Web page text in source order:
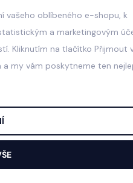
vašeho oblíbeného e-shopu, k
a marketingovým
Kliknutím na tlačítko Přijmout
a my vám poskytneme ten